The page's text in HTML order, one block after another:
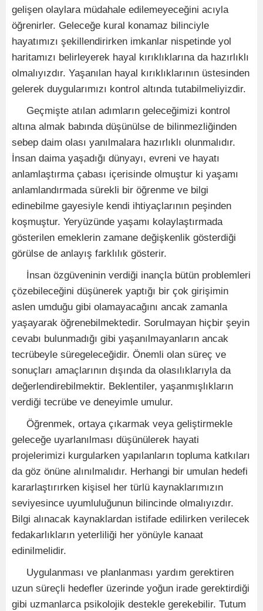
gelişen olaylara müdahale edilemeyeceğini acıyla
öğrenirler. Geleceğe kural konamaz bilinciyle
hayatımızı şekillendirirken imkanlar nispetinde yol
haritamızı belirleyerek hayal kırıklıklarına da hazırlıklı
olmalıyızdır. Yaşanılan hayal kırıklıklarının üstesinden
gelerek duygularımızı kontrol altında tutabilmeliyizdir.
Geçmişte atılan adımların geleceğimizi kontrol
altına almak babında düşünülse de bilinmezliğinden
sebep daim olası yanılmalara hazırlıklı olunmalıdır.
İnsan daima yaşadığı dünyayı, evreni ve hayatı
anlamlaştırma çabası içerisinde olmuştur ki yaşamı
anlamlandırmada sürekli bir öğrenme ve bilgi
edinebilme gayesiyle kendi ihtiyaçlarının peşinden
koşmuştur. Yeryüzünde yaşamı kolaylaştırmada
gösterilen emeklerin zamane değişkenlik gösterdiği
görülse de anlayış farklılık gösterir.
İnsan özgüveninin verdiği inançla bütün problemleri
çözebileceğini düşünerek yaptığı bir çok girişimin
aslen umduğu gibi olamayacağını ancak zamanla
yaşayarak öğrenebilmektedir. Sorulmayan hiçbir şeyin
cevabı bulunmadığı gibi yaşanılmayanların ancak
tecrübeyle süregeleceğidir. Önemli olan süreç ve
sonuçları amaçlarının dışında da olasılıklarıyla da
değerlendirebilmektir. Beklentiler, yaşanmışlıkların
verdiği tecrübe ve deneyimle umulur.
Öğrenmek, ortaya çıkarmak veya geliştirmekle
geleceğe uyarlanılması düşünülerek hayati
projelerimizi kurgularken yapılanların topluma katkıları
da göz önüne alınılmalıdır. Herhangi bir umulan hedefi
kararlaştırırken kişisel her türlü kaynaklarımızın
seviyesince uyumluluğunun bilincinde olmalıyızdır.
Bilgi alınacak kaynaklardan istifade edilirken verilecek
fedakarlıkların yeterliliği her yönüyle kanaat
edinilmelidir.
Uygulanması ve planlanması yardım gerektiren
uzun süreçli hedefler üzerinde yoğun irade gerektirdiği
gibi uzmanlarca psikolojik destekle gerekebilir. Tutum